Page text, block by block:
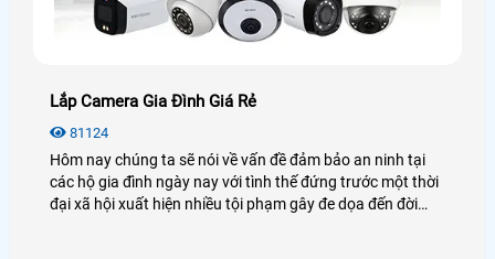
Lắp Camera Gia Đình Giá Rẻ
81124
Hôm nay chúng ta sẽ nói về vấn đề đảm bảo an ninh tại
các hộ gia đình ngày nay với tình thế đứng trước một thời
đại xã hội xuất hiện nhiều tội phạm gây đe dọa đến đời